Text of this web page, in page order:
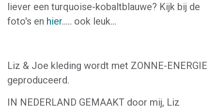
liever een turquoise-kobaltblauwe? Kijk bij de
foto's en hier..... ook leuk...
Liz & Joe kleding wordt met ZONNE-ENERGIE
geproduceerd.
IN NEDERLAND GEMAAKT door mij, Liz